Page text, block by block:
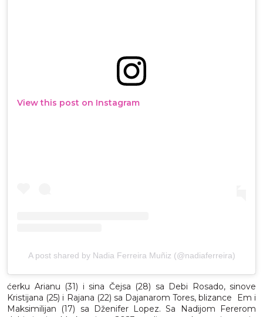
View this post on Instagram
A post shared by Nadia Ferreira Muñiz (@nadiaferreira)
ćerku Arianu (31) i sina Čejsa (28) sa Debi Rosado, sinove
Kristijana (25) i Rajana (22) sa Dajanarom Tores, blizance Em i
Maksimilijan (17) sa Dženifer Lopez. Sa Nadijom Fererom